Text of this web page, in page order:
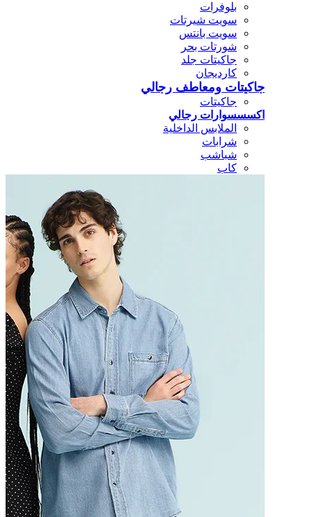
بلوفرات
سويت شيرتات
سويت بانتس
شورتات بحر
جاكيتات جلد
كارديجان
جاكيتات ومعاطف رجالي
جاكيتات
اكسسسوارات رجالي
الملابس الداخلية
شرابات
شباشب
كاب